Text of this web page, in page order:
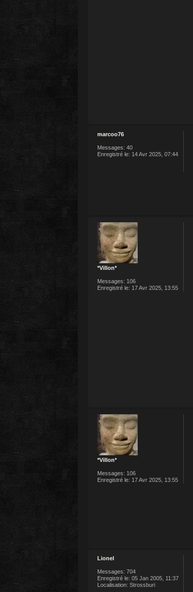
marcoo76
Messages: 40
Enregistré le: 14 Avr 2025, 07:44
*Villon*
Messages: 106
Enregistré le: 17 Avr 2025, 13:55
*Villon*
Messages: 106
Enregistré le: 17 Avr 2025, 13:55
Lionel
Messages: 704
Enregistré le: 05 Jan 2005, 11:37
Localisation: Strossburi